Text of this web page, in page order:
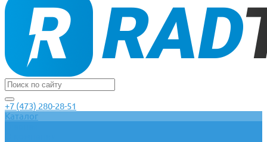
+7 (473) 280-28-51
Каталог